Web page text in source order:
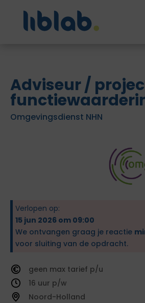
Adviseur /
Omgevingsdienst NHN
Verlopen op:
15 jun 2026 om 09:00
We ontvangen graag je reactie
voor sluiting van de opdracht.
geen
tarief
16
Noord-Holland